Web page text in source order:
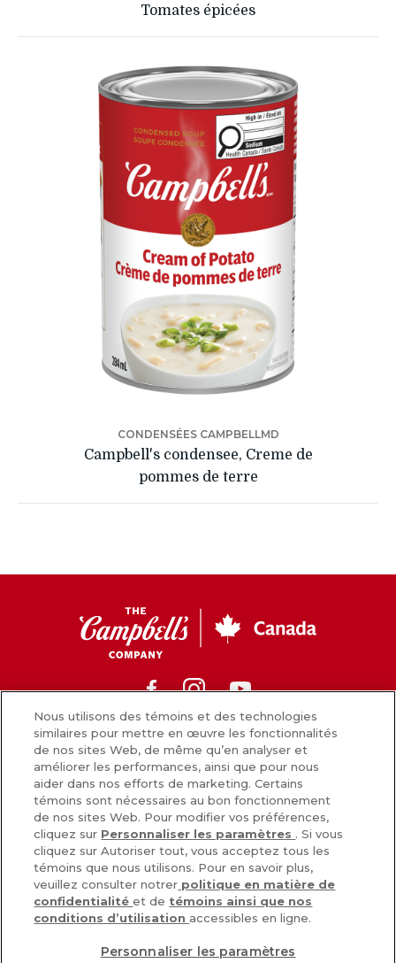
Tomates épicées
CONDENSÉES CAMPBELLMD
Campbell's condensee, Creme de
pommes de terre
Canada
FacebookInstagram
Nouvelles
Comment nous préparons nos aliments
Carrières
Inscrivez-vous
Nous joindre
POLITIQUE DE CONFIDENTIALITÉ
Nous utilisons des témoins et des technologies
similaires pour mettre en œuvre les fonctionnalités
de nos sites Web, de même qu’en analyser et
améliorer les performances, ainsi que pour nous
aider dans nos efforts de marketing. Certains
témoins sont nécessaires au bon fonctionnement
de nos sites Web. Pour modifier vos préférences,
cliquez sur Personnaliser les paramètres . Si vous
cliquez sur Autoriser tout, vous acceptez tous les
témoins que nous utilisons. Pour en savoir plus,
veuillez consulter notrer politique en matière de
confidentialitéet de témoins ainsi que nos
conditions d’utilisation accessibles en ligne.
Personnaliser les paramètres